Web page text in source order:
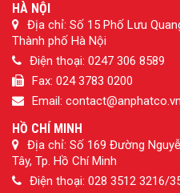
HÀ NỘI
Địa chỉ: Số 15 Phố Lưu
Thành phố Hà Nội
Điện thoại: 0247 306 8589
Fax: 024 3783 0200
Email: contact@anphatco.vn
HỒ CHÍ MINH
Địa chỉ: Số 169 Đường
Tây, Tp. Hồ Chí Minh
Điện thoại: 028 3512 3216/